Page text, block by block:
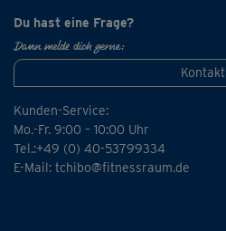
Du hast eine Frage?
Dann melde dich gerne:
Kontakt
Kunden-Service:
Mo.-Fr. 9:00 – 10:00 Uhr
Tel.:+49 (0) 40-53799334
E-Mail: tchibo@fitnessraum.de